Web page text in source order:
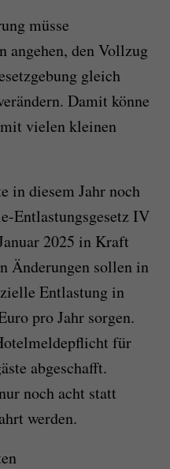
müsse
angehen, den Vollzug
gleich
Damit könne
vielen kleinen
in diesem Jahr noch
Entlastungsgesetz IV
2025 in Kraft
Änderungen sollen in
Entlastung in
pro Jahr sorgen.
für
abgeschafft.
noch acht statt
werden.